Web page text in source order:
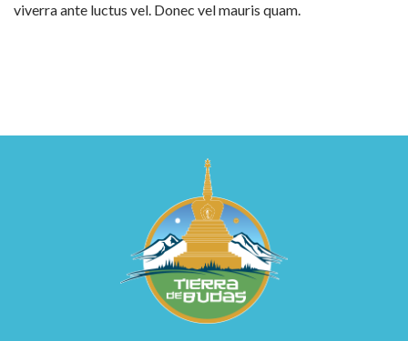
viverra ante luctus vel. Donec vel mauris quam.